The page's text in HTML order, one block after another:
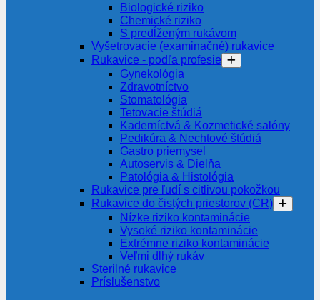
Biologické riziko
Chemické riziko
S predĺženým rukávom
Vyšetrovacie (examinačné) rukavice
Rukavice - podľa profesie
Gynekológia
Zdravotníctvo
Stomatológia
Tetovacie štúdiá
Kaderníctvá & Kozmetické salóny
Pedikúra & Nechtové štúdiá
Gastro priemysel
Autoservis & Dielňa
Patológia & Histológia
Rukavice pre ľudí s citlivou pokožkou
Rukavice do čistých priestorov (CR)
Nízke riziko kontaminácie
Vysoké riziko kontaminácie
Extrémne riziko kontaminácie
Veľmi dlhý rukáv
Sterilné rukavice
Príslušenstvo